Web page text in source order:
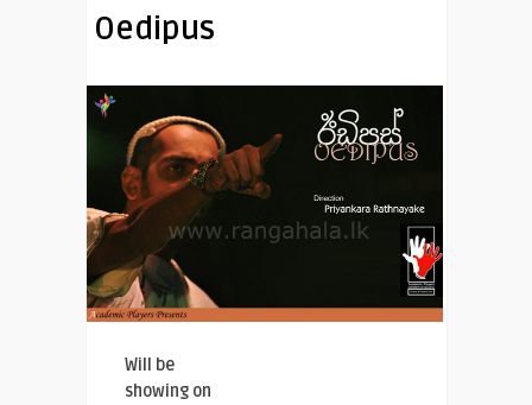
Oedipus
Will be
showing on